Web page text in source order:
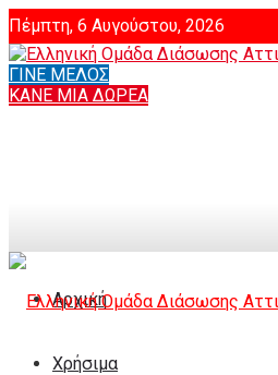
Πέμπτη, 6 Αυγούστου, 2026
Login
ΓΙΝΕ ΜΕΛΟΣ
ΚΑΝΕ ΜΙΑ ΔΩΡΕΑ
Αρχική
Χρήσιμα